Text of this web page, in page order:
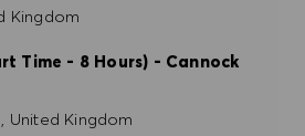
Kingdom
Time - 8 Hours) - Cannock
United Kingdom